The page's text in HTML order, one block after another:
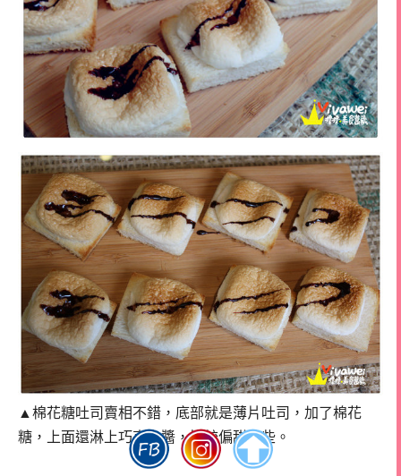
▲棉花糖吐司賣相不錯，底部就是薄片吐司，加了棉花
糖，上面還淋上巧克力醬，比較偏甜了些。